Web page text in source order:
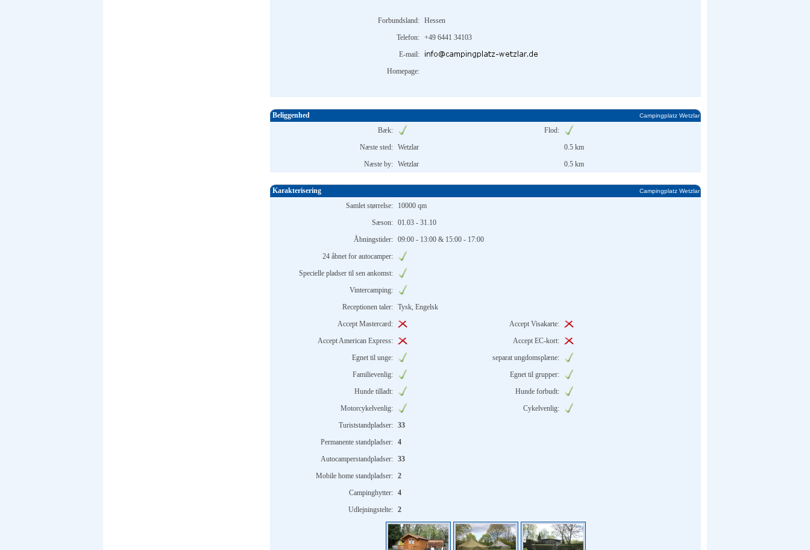
Forbundsland: Hessen
Telefon: +49 6441 34103
E-mail:
Homepage:
Beliggenhed Campingplatz Wetzlar
Bæk:
Flod:
Næste sted: Wetzlar
0.5 km
Næste by: Wetzlar 0.5 km
Karakterisering Campingplatz Wetzlar
Samlet størrelse:
10000 qm
Sæson: 01.03 - 31.10
Åbningstider: 09:00 - 13:00 & 15:00 - 17:00
24 åbnet for autocamper:
Specielle pladser til sen ankomst:
Vintercamping:
Receptionen taler: Tysk, Engelsk
Accept Mastercard:
Accept Visakarte:
Accept American Express:
Accept EC-kort:
Egnet til unge:
separat ungdomsplæne:
Familievenlig:
Egnet til grupper:
Hunde tilladt:
Hunde forbudt:
Motorcykelvenlig:
Cykelvenlig:
Turiststandpladser: 33
Permanente standpladser: 4
Autocamperstandpladser: 33
Mobile home standpladser: 2
Campinghytter: 4
Udlejningstelte: 2